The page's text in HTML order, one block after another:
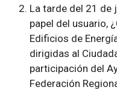
La tarde del 21 de
papel del usuario,
Edificios de
dirigidas al
participación del
Federación